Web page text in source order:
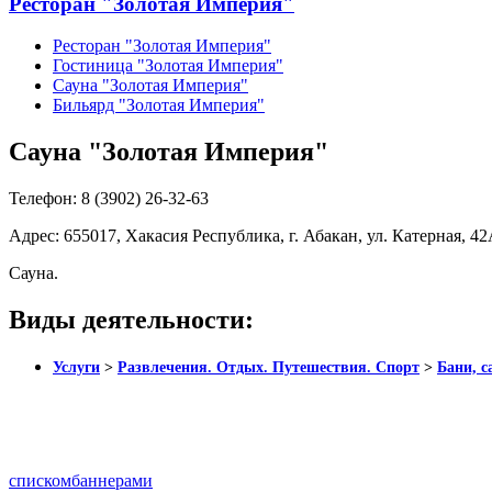
Ресторан "Золотая Империя"
Гостиница "Золотая Империя"
Сауна "Золотая Империя"
Бильярд "Золотая Империя"
Сауна "Золотая Империя"
Телефон: 8 (3902) 26-32-63
Адрес: 655017, Хакасия Республика, г. Абакан, ул. Катерная,
Сауна.
Виды деятельности:
Услуги > Развлечения. Отдых. Путешествия. Спорт > Бани,
спискомбаннерами